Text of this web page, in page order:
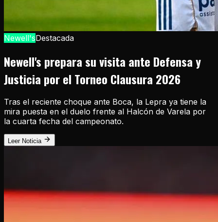
Newell'sDestacada
Newell's prepara su visita ante Defensa y
Justicia por el Torneo Clausura 2026
Tras el reciente choque ante Boca, la Lepra ya tiene la
mira puesta en el duelo frente al Halcón de Varela por
la cuarta fecha del campeonato.
Leer Noticia